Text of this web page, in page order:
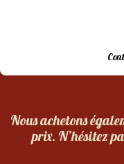
Nous achetons
prix. N’hésitez